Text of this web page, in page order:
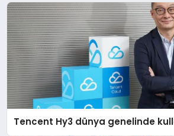
Tencent Hy3 dünya genelinde